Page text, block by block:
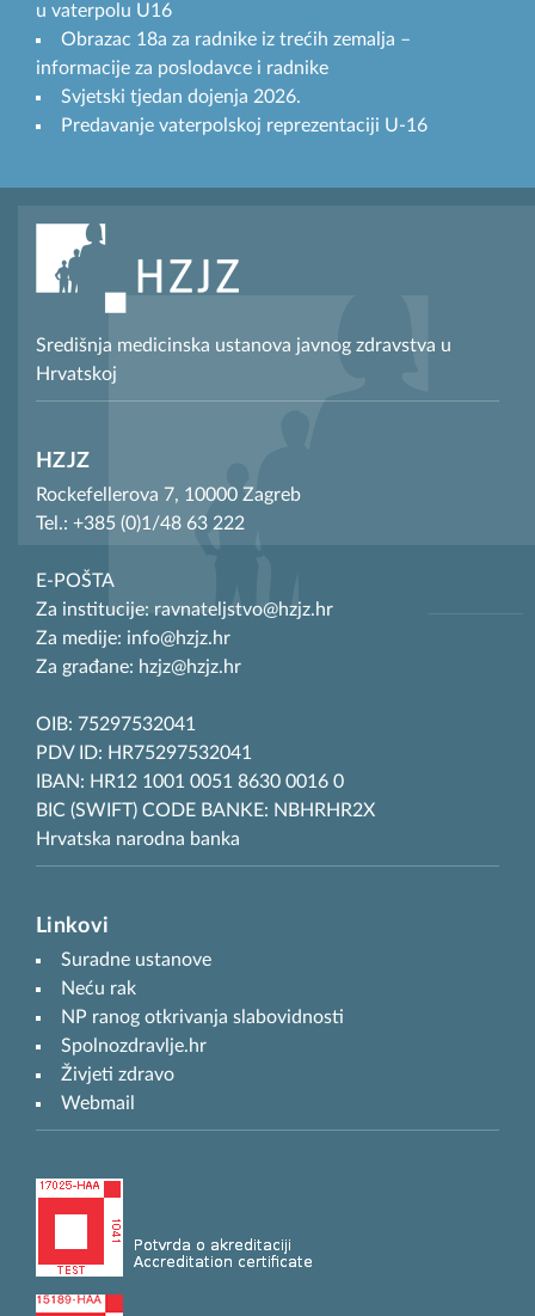
u vaterpolu U16
Obrazac 18a za radnike iz trećih zemalja –
informacije za poslodavce i radnike
Svjetski tjedan dojenja 2026.
Predavanje vaterpolskoj reprezentaciji U-16
Središnja medicinska ustanova javnog zdravstva u
Hrvatskoj
HZJZ
Rockefellerova 7, 10000 Zagreb
Tel.: +385 (0)1/48 63 222
E-POŠTA
Za institucije: ravnateljstvo@hzjz.hr
Za medije: info@hzjz.hr
Za građane: hzjz@hzjz.hr
OIB: 75297532041
PDV ID: HR75297532041
IBAN: HR12 1001 0051 8630 0016 0
BIC (SWIFT) CODE BANKE: NBHRHR2X
Hrvatska narodna banka
Linkovi
Suradne ustanove
Neću rak
NP ranog otkrivanja slabovidnosti
Spolnozdravlje.hr
Živjeti zdravo
Webmail